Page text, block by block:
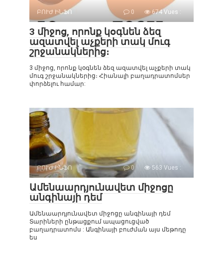
ԲՈՒԺ ԻՆՖՈ 0 674 Vues :
3 միջոց, որոնք կօգնեն ձեզ
ազատվել աչքերի տակ մուգ
շրջանակներից։
3 միջոց, որոնք կօգնեն ձեզ ազատվել աչքերի տակ
մուգ շրջանակներից։ Հիանալի բաղադրատոմսեր
փորձելու համար:
ԲՈՒԺ ԻՆՖՈ 0 563 Vues :
Ամենաարդյունավետ միջոցը
անգինայի դեմ
Ամենաարդյունավետ միջոցը անգինայի դեմ
Տարիների ընթացքում ապացուցված
բաղադրատոմս : Անգինայի բուժման այս մեթոդը
ես